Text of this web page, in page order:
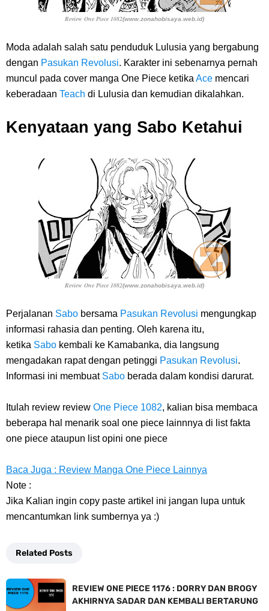
Review One Piece 1082(www.zonahobisaya.web.id)
Moda adalah salah satu penduduk Lulusia yang bergabung
dengan Pasukan Revolusi. Karakter ini sebenarnya pernah
muncul pada cover manga One Piece ketika Ace mencari
keberadaan Teach di Lulusia dan kemudian dikalahkan.
Kenyataan yang Sabo Ketahui
Review One Piece 1082(www.zonahobisaya.web.id)
Perjalanan Sabo bersama Pasukan Revolusi mengungkap
informasi rahasia dan penting. Oleh karena itu,
ketika Sabo kembali ke Kamabanka, dia langsung
mengadakan rapat dengan petinggi Pasukan Revolusi.
Informasi ini membuat Sabo berada dalam kondisi darurat.
Itulah review review One Piece 1082, kalian bisa membaca
beberapa hal menarik soal one piece lainnnya di list fakta
one piece ataupun list opini one piece
Baca Juga : Review Manga One Piece Lainnya
Note :
Jika Kalian ingin copy paste artikel ini jangan lupa untuk
mencantumkan link sumbernya ya :)
Related Posts
REVIEW ONE PIECE 1176 : DORRY DAN BROGY
AKHIRNYA SADAR DAN KEMBALI BERTARUNG